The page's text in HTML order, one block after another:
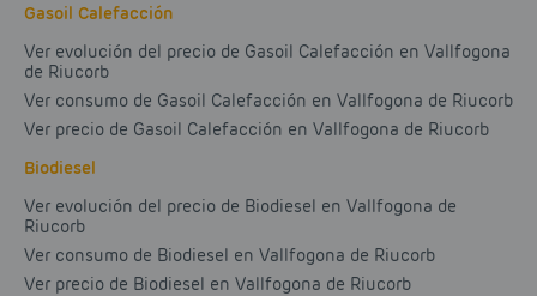
Gasoil Calefacción
Ver evolución del precio de Gasoil Calefacción en Vallfogona
de Riucorb
Ver consumo de Gasoil Calefacción en Vallfogona de Riucorb
Ver precio de Gasoil Calefacción en Vallfogona de Riucorb
Biodiesel
Ver evolución del precio de Biodiesel en Vallfogona de
Riucorb
Ver consumo de Biodiesel en Vallfogona de Riucorb
Ver precio de Biodiesel en Vallfogona de Riucorb